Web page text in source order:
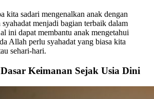
kita sadari mengenalkan anak dengan
menjadi bagian terbaik dalam
ini dapat membantu anak mengetahui
Allah perlu syahadat yang biasa kita
sehari-hari.
Keimanan Sejak Usia Dini